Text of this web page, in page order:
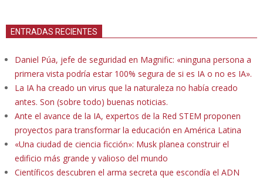
ENTRADAS RECIENTES
Daniel Púa, jefe de seguridad en Magnific: «ninguna persona a
primera vista podría estar 100% segura de si es IA o no es IA».
La IA ha creado un virus que la naturaleza no había creado
antes. Son (sobre todo) buenas noticias.
Ante el avance de la IA, expertos de la Red STEM proponen
proyectos para transformar la educación en América Latina
«Una ciudad de ciencia ficción»: Musk planea construir el
edificio más grande y valioso del mundo
Científicos descubren el arma secreta que escondía el ADN